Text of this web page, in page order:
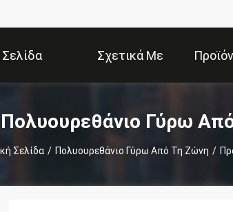
Σχετικά Με
Εμάς
Πολυουρεθάνιο Γύρω
Σελίδα / Πολυουρεθάνιο Γύρω Από Τη Ζώνη /